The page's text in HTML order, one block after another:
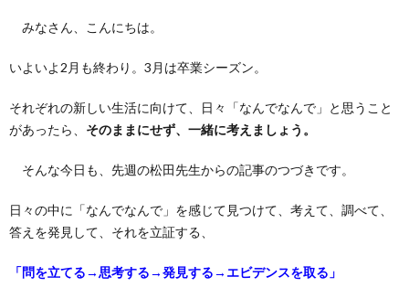
みなさん、こんにちは。
いよいよ2月も終わり。3月は卒業シーズン。
それぞれの新しい生活に向けて、日々「なんでなんで」と思うこと
があったら、 そのままにせず、一緒に考えましょう。
そんな今日も、先週の松田先生からの記事のつづきです。
日々の中に「なんでなんで」を感じて見つけて、考えて、調べて、
答えを発見して、それを立証する、
「問を立てる→思考する→発見する→エビデンスを取る」